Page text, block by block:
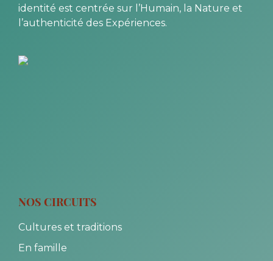
identité est centrée sur l’Humain, la Nature et
l’authenticité des Expériences.
NOS CIRCUITS
Cultures et traditions
En famille